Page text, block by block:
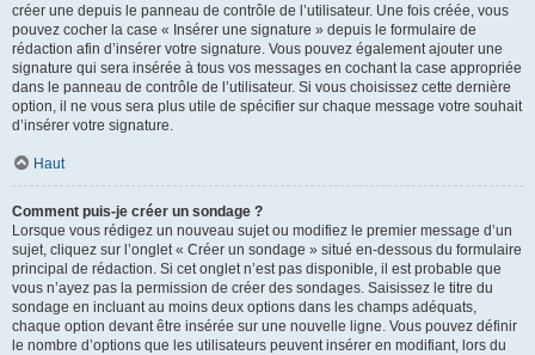
créer une depuis le panneau de contrôle de l’utilisateur. Une fois créée, vous
pouvez cocher la case « Insérer une signature » depuis le formulaire de
rédaction afin d’insérer votre signature. Vous pouvez également ajouter une
signature qui sera insérée à tous vos messages en cochant la case appropriée
dans le panneau de contrôle de l’utilisateur. Si vous choisissez cette dernière
option, il ne vous sera plus utile de spécifier sur chaque message votre souhait
d’insérer votre signature.
Haut
Comment puis-je créer un sondage ?
Lorsque vous rédigez un nouveau sujet ou modifiez le premier message d’un
sujet, cliquez sur l’onglet « Créer un sondage » situé en-dessous du formulaire
principal de rédaction. Si cet onglet n’est pas disponible, il est probable que
vous n’ayez pas la permission de créer des sondages. Saisissez le titre du
sondage en incluant au moins deux options dans les champs adéquats,
chaque option devant être insérée sur une nouvelle ligne. Vous pouvez définir
le nombre d’options que les utilisateurs peuvent insérer en modifiant, lors du